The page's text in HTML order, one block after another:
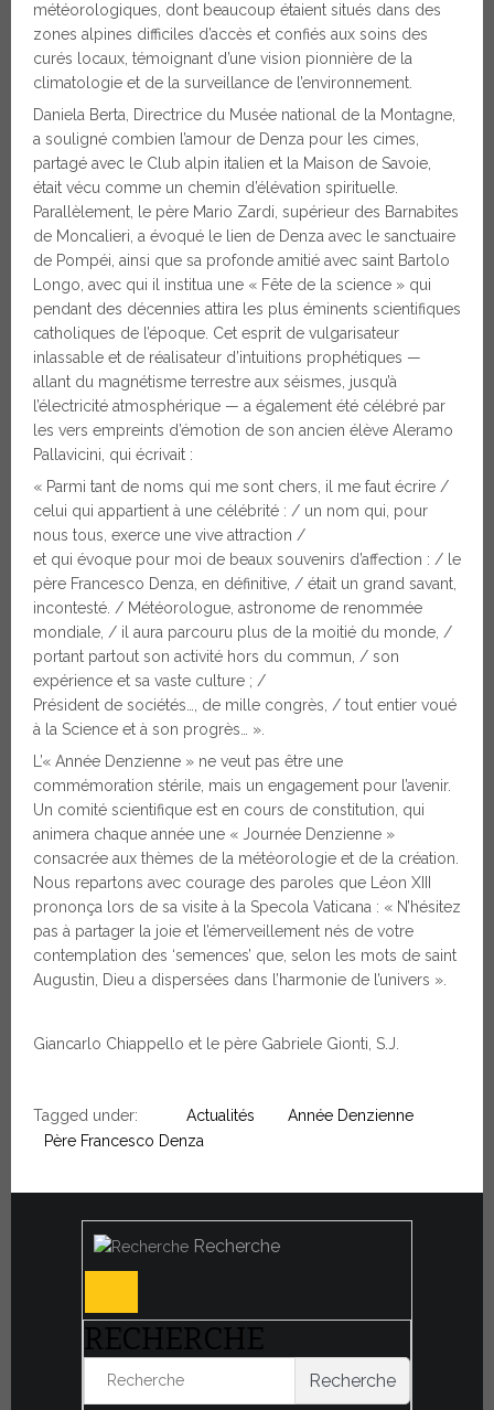
météorologiques, dont beaucoup étaient situés dans des
zones alpines difficiles d’accès et confiés aux soins des
curés locaux, témoignant d’une vision pionnière de la
climatologie et de la surveillance de l’environnement.
Daniela Berta, Directrice du Musée national de la Montagne,
a souligné combien l’amour de Denza pour les cimes,
partagé avec le Club alpin italien et la Maison de Savoie,
était vécu comme un chemin d’élévation spirituelle.
Parallèlement, le père Mario Zardi, supérieur des Barnabites
de Moncalieri, a évoqué le lien de Denza avec le sanctuaire
de Pompéi, ainsi que sa profonde amitié avec saint Bartolo
Longo, avec qui il institua une « Fête de la science » qui
pendant des décennies attira les plus éminents scientifiques
catholiques de l’époque. Cet esprit de vulgarisateur
inlassable et de réalisateur d’intuitions prophétiques —
allant du magnétisme terrestre aux séismes, jusqu’à
l’électricité atmosphérique — a également été célébré par
les vers empreints d’émotion de son ancien élève Aleramo
Pallavicini, qui écrivait :
« Parmi tant de noms qui me sont chers, il me faut écrire /
celui qui appartient à une célébrité : / un nom qui, pour
nous tous, exerce une vive attraction /
et qui évoque pour moi de beaux souvenirs d’affection : / le
père Francesco Denza, en définitive, / était un grand savant,
incontesté. / Météorologue, astronome de renommée
mondiale, / il aura parcouru plus de la moitié du monde, /
portant partout son activité hors du commun, / son
expérience et sa vaste culture ; /
Président de sociétés…, de mille congrès, / tout entier voué
à la Science et à son progrès… ».
L’« Année Denzienne » ne veut pas être une
commémoration stérile, mais un engagement pour l’avenir.
Un comité scientifique est en cours de constitution, qui
animera chaque année une « Journée Denzienne »
consacrée aux thèmes de la météorologie et de la création.
Nous repartons avec courage des paroles que Léon XIII
prononça lors de sa visite à la Specola Vaticana : « N’hésitez
pas à partager la joie et l’émerveillement nés de votre
contemplation des ‘semences’ que, selon les mots de saint
Augustin, Dieu a dispersées dans l’harmonie de l’univers ».
Giancarlo Chiappello et le père Gabriele Gionti, S.J.
Tagged under: Actualités
Année Denzienne
Père Francesco Denza
Recherche
RECHERCHE
Recherche